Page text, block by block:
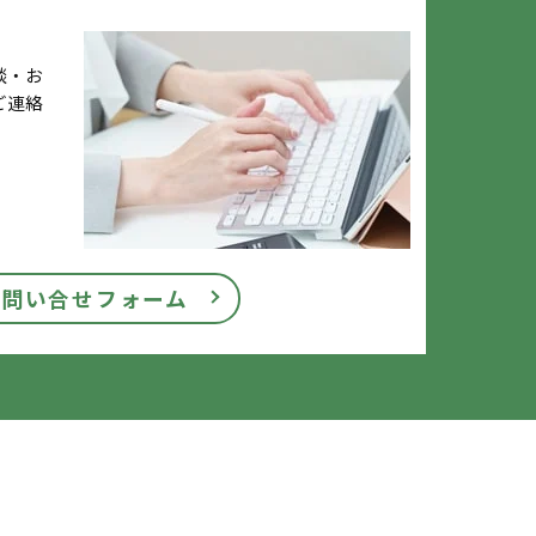
・お
連絡
い合せフォーム